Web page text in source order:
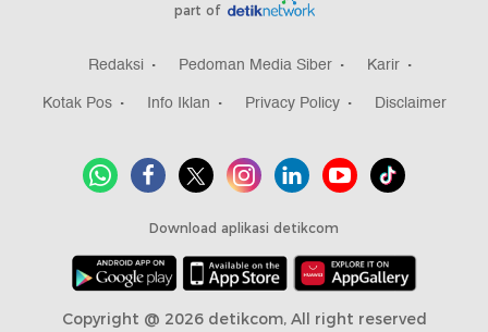
part of
Redaksi Pedoman Media Siber
Karir
Kotak Pos
Info Iklan Privacy Policy Disclaimer
Download aplikasi detikcom
Copyright @ 2026 detikcom, All right reserved